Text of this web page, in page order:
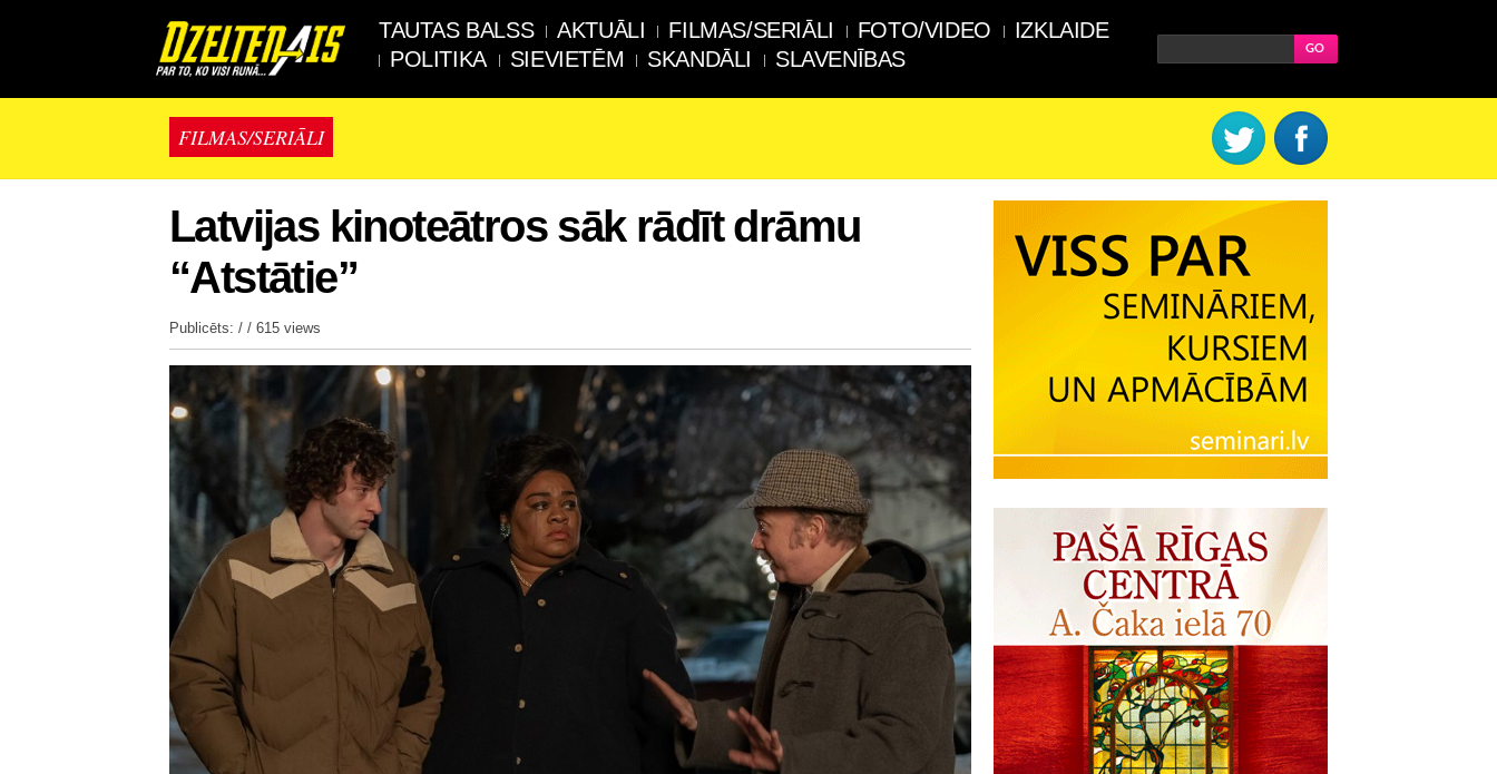
TAUTAS BALSS AKTUĀLI FILMAS/SERIĀLI FOTO/VIDEO
IZKLAIDE
POLITIKA
SIEVIETĒM SKANDĀLI SLAVENĪBAS
FILMAS/SERIĀLI
Latvijas kinoteātros sāk rādīt drāmu
“Atstātie”
Publicēts: / / 615 views